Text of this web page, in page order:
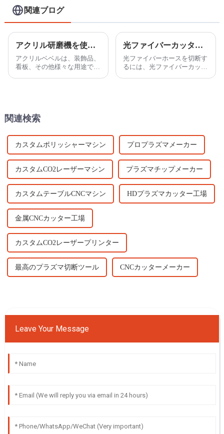
関連ブログ
アクリル研磨機を使用してアクリルのベベルを研磨し、透明度の高い光沢のある仕上がりにする方法
アクリルベベルは、装飾品、
看板、その他様々な用途で広
光ファイバーカッターの重要性は何ですか?
光ファイバーホースを切断す
るには、光ファイバーカッタ
関連検索
カスタムポリッシャーマシン プロプラズマメーカー
カスタムCO2レーザーマシン プラズマチップメーカー
カスタムテーブルCNCマシン HDプラズマカッター工場
金属CNCカッター工場
カスタムCO2レーザープリンター
最高のプラズマ切断ツール CNCカッターメーカー
Leave Your Message